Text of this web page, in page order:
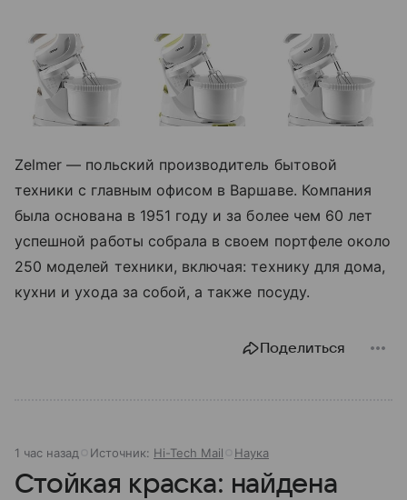
Zelmer — польский производитель бытовой
техники с главным офисом в Варшаве. Компания
была основана в 1951 году и за более чем 60 лет
успешной работы собрала в своем портфеле около
250 моделей техники, включая: технику для дома,
кухни и ухода за собой, а также посуду.
Поделиться
1 час назад Источник: Hi-Tech Mail Наука
Стойкая краска: найдена